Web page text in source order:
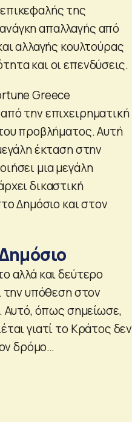
της
απαλλαγής από
αλλαγής κουλτούρας
και οι επενδύσεις.
Greece
την επιχειρηματική
προβλήματος. Αυτή
έκταση στην
μια μεγάλη
δικαστική
Δημόσιο και στον
αλλά και δεύτερο
την υπόθεση στον
Αυτό, όπως σημείωσε,
γιατί το Κράτος δεν
δρόμο…